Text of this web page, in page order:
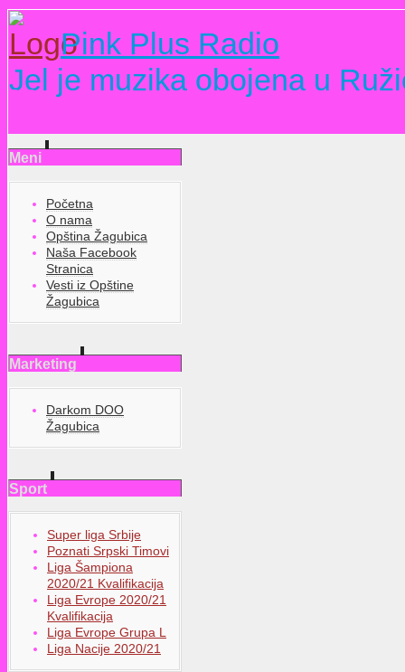
Pink Plus Radio
Jel je muzika obojena u
Meni
Početna
O nama
Opština Žagubica
Naša Facebook
Stranica
Vesti iz Opštine
Žagubica
Marketing
Darkom DOO
Žagubica
Sport
Super liga Srbije
Poznati Srpski Timovi
Liga Šampiona
2020/21 Kvalifikacija
Liga Evrope 2020/21
Kvalifikacija
Liga Evrope Grupa L
Liga Nacije 2020/21